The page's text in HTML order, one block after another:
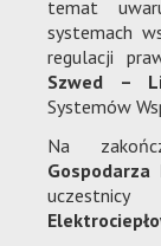
temat
systemach
regulacji
Szwed –
Systemów
Na
Gospodarza